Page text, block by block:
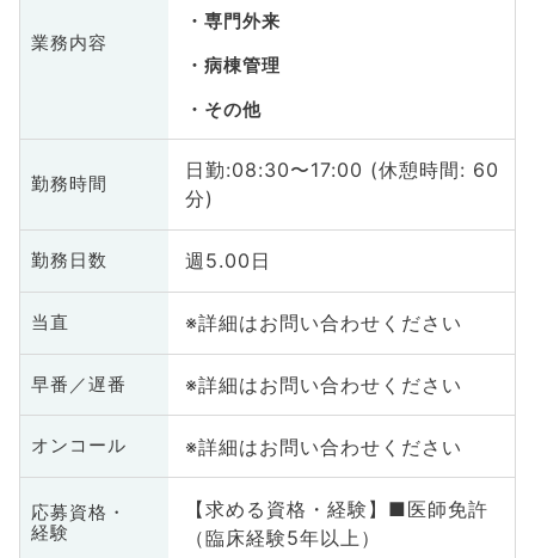
業務内容
専門外来
病棟管理
その他
勤務時間
日勤:08:30〜17:00 (休憩時間: 60
分)
勤務日数 週5.00日
当直 ※詳細はお問い合わせください
早番／遅番 ※詳細はお問い合わせください
オンコール ※詳細はお問い合わせください
応募資格・
経験
【求める資格・経験】■医師免許
（臨床経験5年以上）